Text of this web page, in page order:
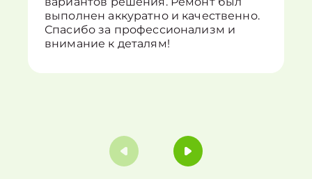
выполнен аккуратно и качественно.
Спасибо за профессионализм и
внимание к деталям!